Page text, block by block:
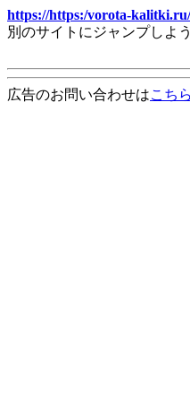
https://https:/vorota-
別のサイトにジャンプしよ
広告のお問い合わせはこちら